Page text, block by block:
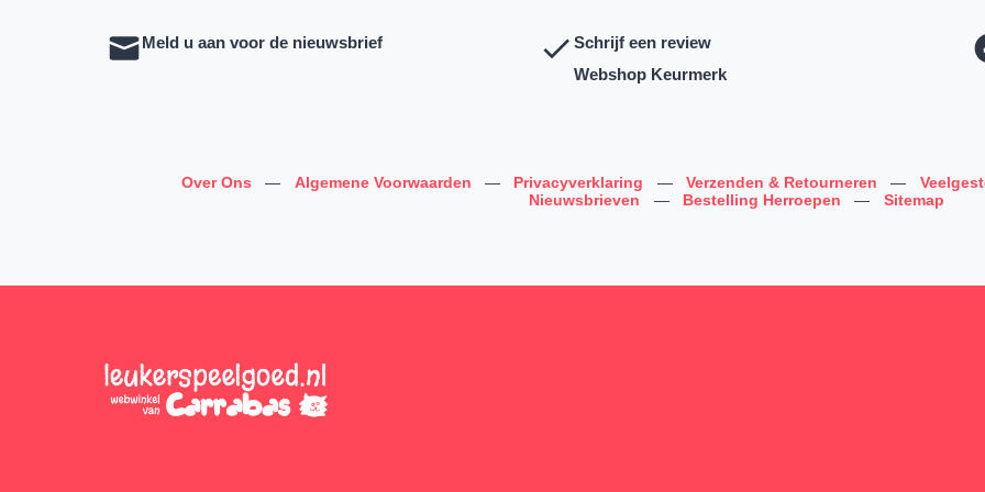
Meld u aan voor de nieuwsbrief
Schrijf een review
Webshop Keurmerk
Over Ons — Algemene Voorwaarden — Privacyverklaring — Verzenden & Retourneren —
Nieuwsbrieven
— Bestelling Herroepen — Sitemap